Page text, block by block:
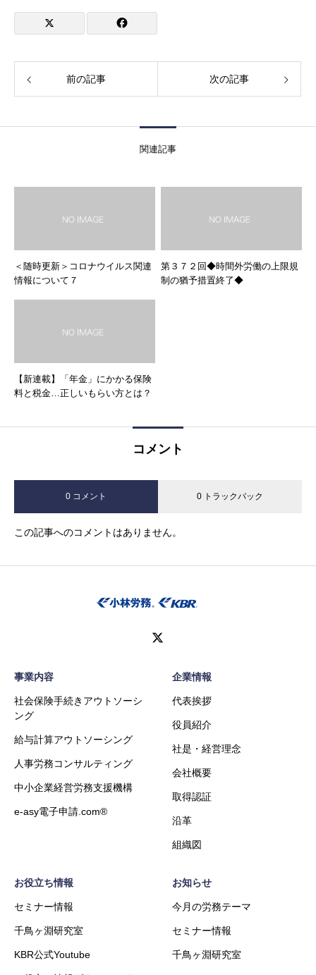
前の記事 次の記事
関連記事
＜随時更新＞コロナウイルス関連
情報について７
第３７２回◆時間外労働の上限規
制の猶予措置終了◆
【新連載】「年金」にかかる保険
料と税金…正しいもらい方とは？
コメント
0 コメント 0 トラックバック
この記事へのコメントはありません。
事業内容
社会保険手続きアウトソーシ
ング
給与計算アウトソーシング
人事労務コンサルティング
中小企業経営労務支援機構
e-asy電子申請.com®
企業情報
代表挨拶
役員紹介
社是・経営理念
会社概要
取得認証
沿革
組織図
お役立ち情報
セミナー情報
千鳥ヶ淵研究室
KBR公式Youtube
お知らせ
今月の労務テーマ
セミナー情報
千鳥ヶ淵研究室